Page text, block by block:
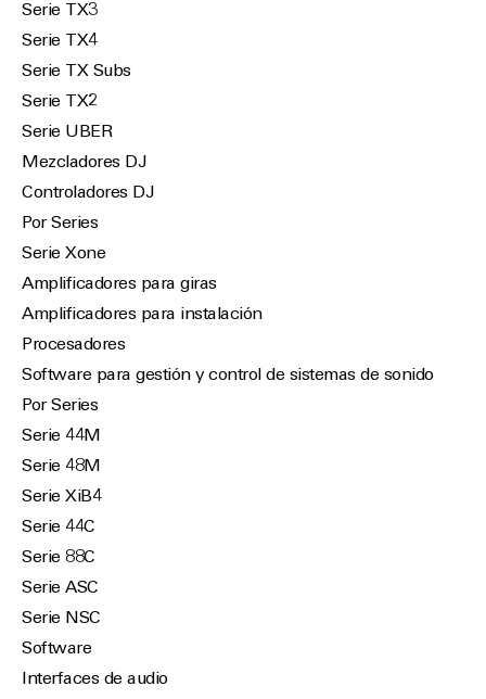
Serie TX3
Serie TX4
Serie TX Subs
Serie TX2
Serie UBER
Mezcladores DJ
Controladores DJ
Por Series
Serie Xone
Amplificadores para giras
Amplificadores para instalación
Procesadores
Software para gestión y control de sistemas de sonido
Por Series
Serie 44M
Serie 48M
Serie XiB4
Serie 44C
Serie 88C
Serie ASC
Serie NSC
Software
Interfaces de audio